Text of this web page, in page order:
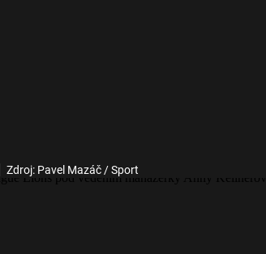
Zdroj: Pavel Mazáč / Sport